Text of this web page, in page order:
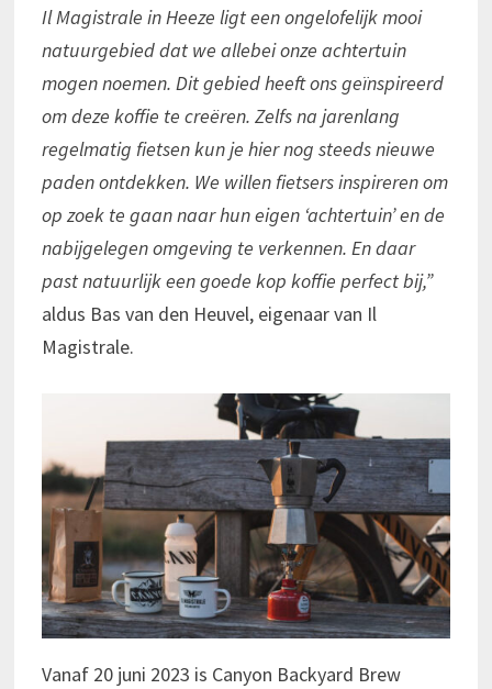
Il Magistrale in Heeze ligt een ongelofelijk mooi
natuurgebied dat we allebei onze achtertuin
mogen noemen. Dit gebied heeft ons geïnspireerd
om deze koffie te creëren. Zelfs na jarenlang
regelmatig fietsen kun je hier nog steeds nieuwe
paden ontdekken. We willen fietsers inspireren om
op zoek te gaan naar hun eigen ‘achtertuin’ en de
nabijgelegen omgeving te verkennen. En daar
past natuurlijk een goede kop koffie perfect bij,”
aldus Bas van den Heuvel, eigenaar van Il
Magistrale.
Vanaf 20 juni 2023 is Canyon Backyard Brew